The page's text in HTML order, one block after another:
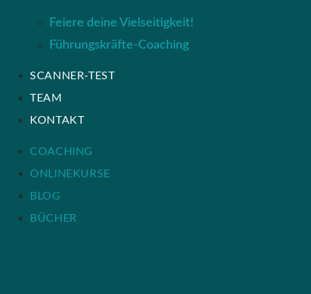
Feiere deine Vielseitigkeit!
Führungskräfte-Coaching
SCANNER-TEST
TEAM
KONTAKT
COACHING
ONLINEKURSE
BLOG
BÜCHER